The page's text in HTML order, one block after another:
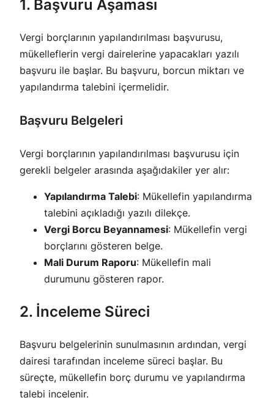
1. Başvuru Aşaması
Vergi borçlarının yapılandırılması başvurusu,
mükelleflerin vergi dairelerine yapacakları yazılı
başvuru ile başlar. Bu başvuru, borcun miktarı ve
yapılandırma talebini içermelidir.
Başvuru Belgeleri
Vergi borçlarının yapılandırılması başvurusu için
gerekli belgeler arasında aşağıdakiler yer alır:
Yapılandırma Talebi: Mükellefin yapılandırma
talebini açıkladığı yazılı dilekçe.
Vergi Borcu Beyannamesi: Mükellefin vergi
borçlarını gösteren belge.
Mali Durum Raporu: Mükellefin mali
durumunu gösteren rapor.
2. İnceleme Süreci
Başvuru belgelerinin sunulmasının ardından, vergi
dairesi tarafından inceleme süreci başlar. Bu
süreçte, mükellefin borç durumu ve yapılandırma
talebi incelenir.